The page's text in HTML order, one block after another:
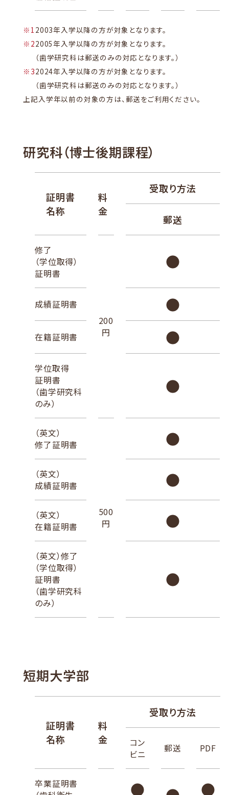
※1 2003年入学以降の方が対象となります。
※22005年入学以降の方が対象となります。
（歯学研究科は郵送のみの対応となります。）
※32024年入学以降の方が対象となります。
（歯学研究科は郵送のみの対応となります。）
上記入学年以前の対象の方は、郵送をご利用ください。
研究科（博士後期課程）
証明書
名称
料
金
受取り方法
郵送
修了
（学位取得）
証明書
200
円
成績証明書
在籍証明書
学位取得
証明書
（歯学研究科
のみ）
（英文）
修了証明書
500
円
（英文）
成績証明書
（英文）
在籍証明書
（英文）修了
（学位取得）
証明書
（歯学研究科
のみ）
短期大学部
証明書
名称
料
金
受取り方法
コン
ビニ
郵送 PDF
卒業証明書